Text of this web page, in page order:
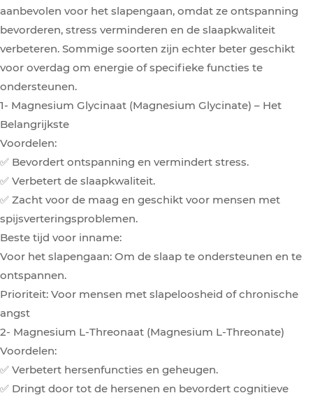
aanbevolen voor het slapengaan, omdat ze ontspanning
bevorderen, stress verminderen en de slaapkwaliteit
verbeteren. Sommige soorten zijn echter beter geschikt
voor overdag om energie of specifieke functies te
ondersteunen.
1- Magnesium Glycinaat (Magnesium Glycinate) – Het
Belangrijkste
Voordelen:
✅ Bevordert ontspanning en vermindert stress.
✅ Verbetert de slaapkwaliteit.
✅ Zacht voor de maag en geschikt voor mensen met
spijsverteringsproblemen.
Beste tijd voor inname:
Voor het slapengaan: Om de slaap te ondersteunen en te
ontspannen.
Prioriteit: Voor mensen met slapeloosheid of chronische
angst
2- Magnesium L-Threonaat (Magnesium L-Threonate)
Voordelen:
✅ Verbetert hersenfuncties en geheugen.
✅ Dringt door tot de hersenen en bevordert cognitieve